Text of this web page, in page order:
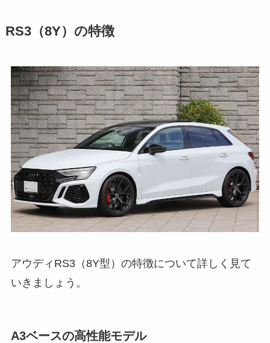
RS3（8Y）の特徴
アウディRS3（8Y型）の特徴について詳しく見て
いきましょう。
A3ベースの高性能モデル